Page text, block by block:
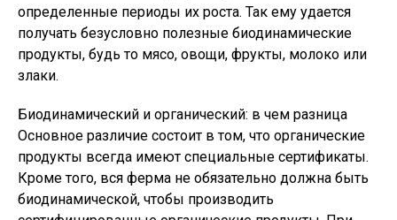
определенные периоды их роста. Так ему удается
получать безусловно полезные биодинамические
продукты, будь то мясо, овощи, фрукты, молоко или
злаки.
Биодинамический и органический: в чем разница
Основное различие состоит в том, что органические
продукты всегда имеют специальные сертификаты.
Кроме того, вся ферма не обязательно должна быть
биодинамической, чтобы производить